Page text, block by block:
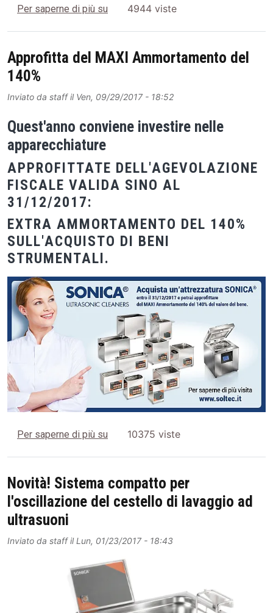
Per saperne di più su Perchè i Clienti scelgono SONICA
4944 viste
Approfitta del MAXI Ammortamento del
140%
Inviato da staffil Ven, 09/29/2017 - 18:52
Quest'anno conviene investire nelle
apparecchiature
APPROFITTATE DELL'AGEVOLAZIONE
FISCALE VALIDA SINO AL
31/12/2017:
EXTRA AMMORTAMENTO DEL 140%
SULL'ACQUISTO DI BENI
STRUMENTALI.
Image
Per saperne di più su Approfitta del MAXI Ammortamento
10375 viste
Novità! Sistema compatto per
l'oscillazione del cestello di lavaggio ad
ultrasuoni
Inviato da staffilLun, 01/23/2017 - 18:43